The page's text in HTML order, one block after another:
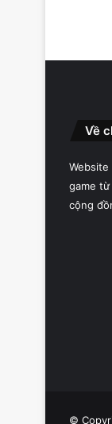
Về
Website
game
cộng
©